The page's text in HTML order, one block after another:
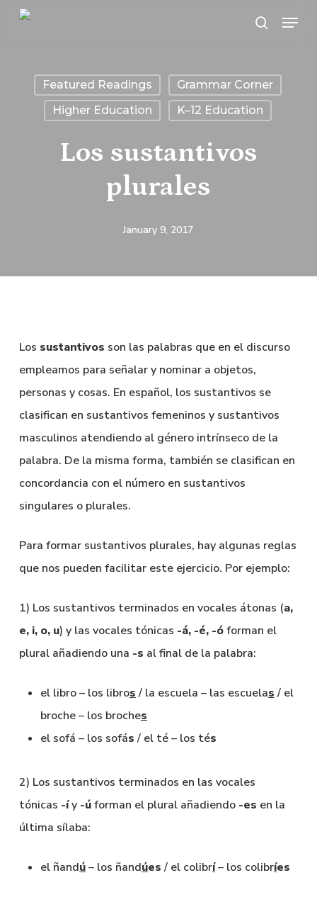
Skip
content
search
Menu
Featured Readings
Grammar Corner
Higher Education
K–12 Education
Los sustantivos
plurales
January 9, 2017
Los sustantivos son las palabras que en el discurso
empleamos para señalar y nominar a objetos,
personas y cosas. En español, los sustantivos se
clasifican en sustantivos femeninos y sustantivos
masculinos atendiendo al género intrínseco de la
palabra. De la misma forma, también se clasifican en
concordancia con el número en sustantivos
singulares o plurales.
Para formar sustantivos plurales, hay algunas reglas
que nos pueden facilitar este ejercicio. Por ejemplo:
1) Los sustantivos terminados en vocales átonas (a,
e, i, o, u) y las vocales tónicas -á, -é, -óforman el
plural añadiendo una -s al final de la palabra:
el libro – los libros/ la escuela – las escuelas/ el
broche – los broches
el sofá – los sofás/ el té – los tés
2) Los sustantivos terminados en las vocales
tónicas -íy-úforman el plural añadiendo -es en la
última sílaba:
el ñandú– los ñandúes/ el colibrí– los colibríes